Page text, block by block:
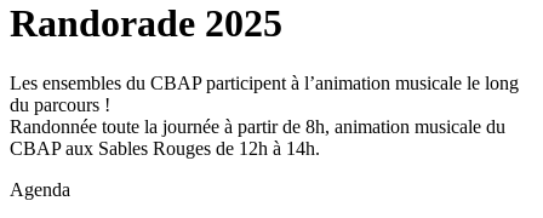
Randorade 2025
Les ensembles du CBAP participent à l’animation musicale le long
du parcours !
Randonnée toute la journée à partir de 8h, animation musicale du
CBAP aux Sables Rouges de 12h à 14h.
Agenda